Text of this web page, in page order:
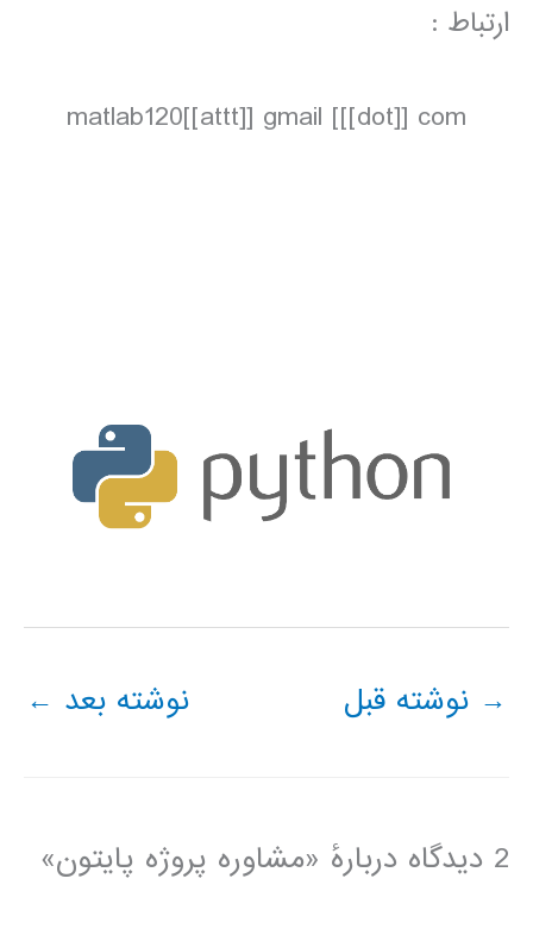
ارتباط :
matlab120[[attt]] gmail [[[dot]] com
→ نوشته قبل نوشته بعد ←
2 دیدگاه دربارهٔ «مشاوره پروژه پایتون»